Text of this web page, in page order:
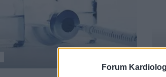
Forum